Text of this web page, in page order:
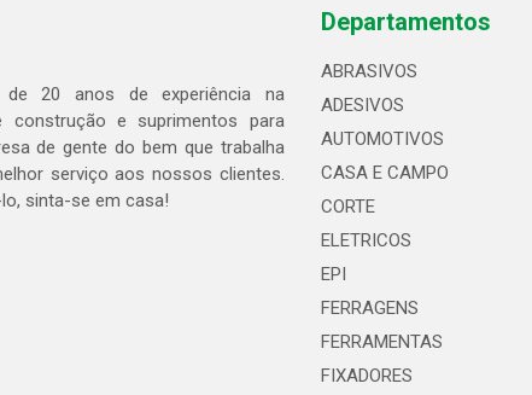
20 anos de experiência na
construção e suprimentos para
de gente do bem que trabalha
serviço aos nossos clientes.
sinta-se em casa!
Departamentos
ABRASIVOS
ADESIVOS
AUTOMOTIVOS
CASA E CAMPO
CORTE
ELETRICOS
EPI
FERRAGENS
FERRAMENTAS
FIXADORES